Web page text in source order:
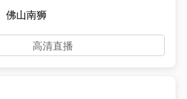
佛山南狮
高清直播